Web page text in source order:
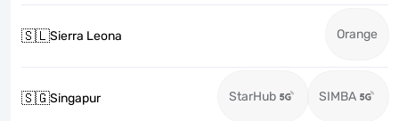
🇸🇱Sierra Leona Orange
🇸🇬Singapur StarHub SIMBA